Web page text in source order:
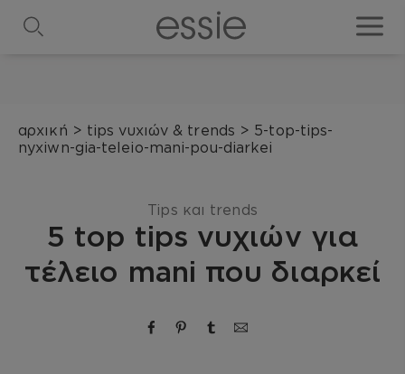
αρχική > tips νυχιών & trends > 5-top-tips-
nyxiwn-gia-teleio-mani-pou-diarkei
Tips και trends
5 top tips νυχιών για
τέλειο mani που διαρκεί
share via facebook
share via pinterest
share via tumblr